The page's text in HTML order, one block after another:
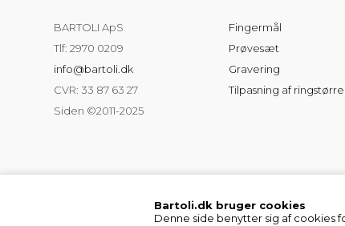
Bartoli.dk bruger cookies
Denne side benytter sig af cookies
BARTOLI ApS
Tlf: 2970 0209
info@bartoli.dk
CVR: 33 87 63 27
Siden ©2011-2025
Fingermål
Prøvesæt
Gravering
Tilpasning af